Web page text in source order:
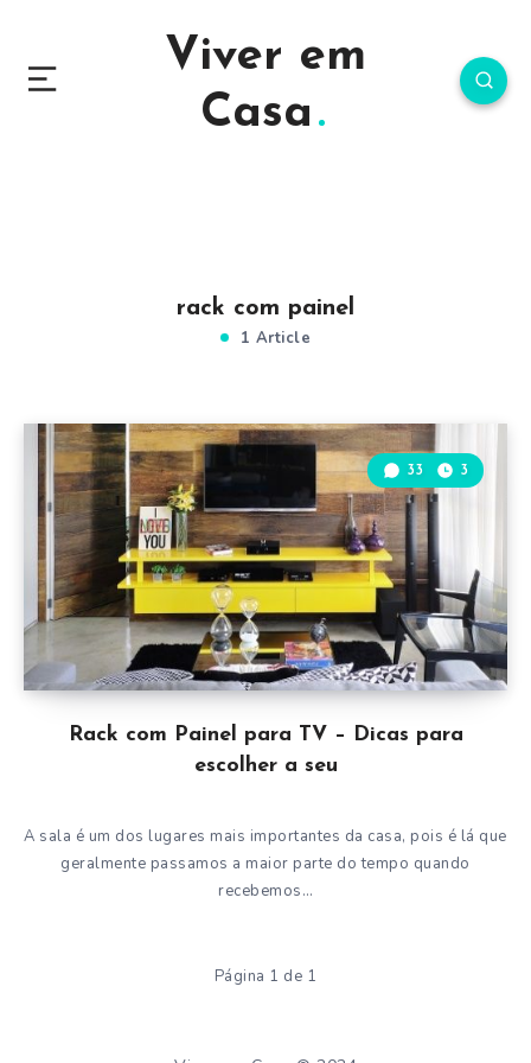
Viver em
Casa
rack com painel
1 Article
Rack com Painel para TV – Dicas para
escolher a seu
33 3
A sala é um dos lugares mais importantes da casa, pois é lá que
geralmente passamos a maior parte do tempo quando
recebemos…
Página 1 de 1